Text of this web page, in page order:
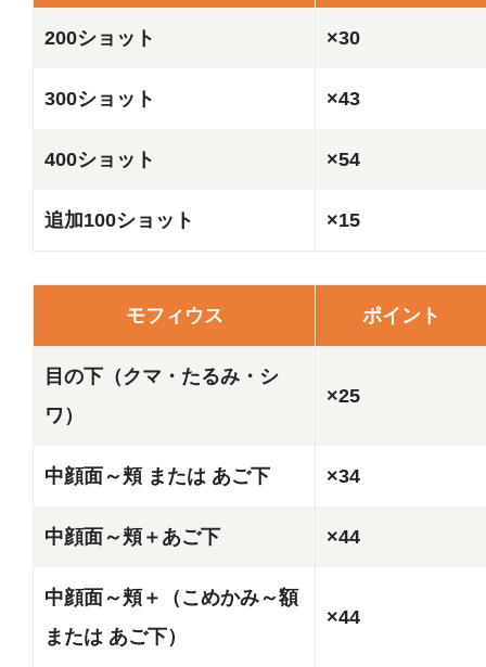
200ショット ×30
300ショット ×43
400ショット ×54
追加100ショット ×15
モフィウス ポイント
目の下（クマ・たるみ・シ
ワ）
×25
中顔面～頬 または あご下 ×34
中顔面～頬＋あご下 ×44
中顔面～頬＋（こめかみ～額
または あご下）
×44